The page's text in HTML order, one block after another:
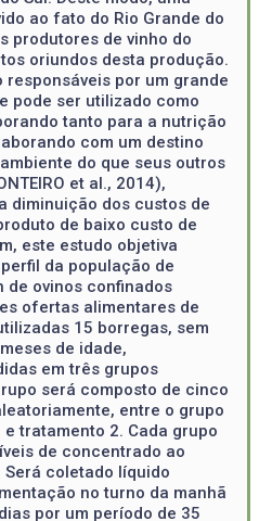
ao fato do Rio Grande do
produtores de vinho do
oriundos desta produção.
responsáveis por um grande
pode ser utilizado como
tanto para a nutrição
com um destino
do que seus outros
et al., 2014),
diminuição dos custos de
de baixo custo de
este estudo objetiva
da população de
de ovinos confinados
ofertas alimentares de
15 borregas, sem
de idade,
em três grupos
será composto de cinco
entre o grupo
tratamento 2. Cada grupo
de concentrado ao
coletado líquido
no turno da manhã
por um período de 35